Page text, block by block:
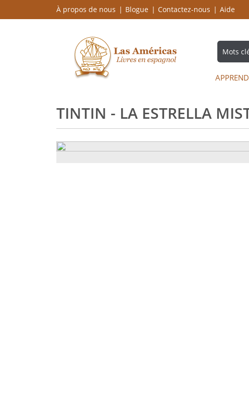
À propos de nous Blogue Contactez-nous Aide
TINTIN - LA ESTRELLA